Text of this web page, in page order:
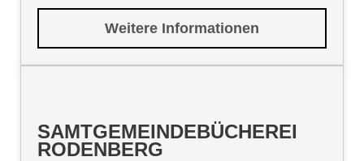
Weitere Informationen
SAMTGEMEINDEBÜCHEREI
RODENBERG